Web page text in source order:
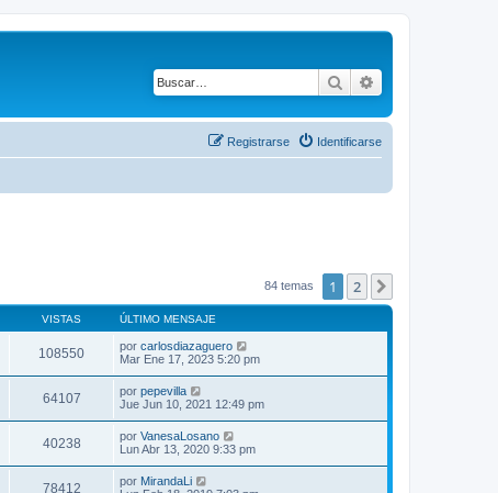
Buscar
Identificarse
Registrarse
84 temas 1 2
VISTAS ÚLTIMO MENSAJE
108550 por carlosdiazaguero
Mar Ene 17, 2023 5:20 pm
64107 por pepevilla
Jue Jun 10, 2021 12:49 pm
40238 por VanesaLosano
Lun Abr 13, 2020 9:33 pm
78412 por MirandaLi